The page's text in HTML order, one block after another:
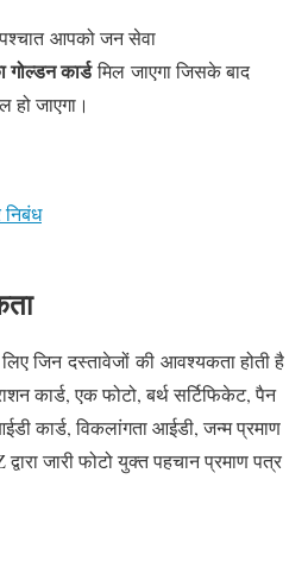
आपको जन सेवा
गोल्डन कार्डमिल जाएगा जिसके बाद
जाएगा।
निबंध
जिन दस्तावेजों की आवश्यकता होती है
कार्ड, एक फोटो, बर्थ सर्टिफिकेट, पैन
कार्ड, विकलांगता आईडी, जन्म प्रमाण
जारी फोटो युक्त पहचान प्रमाण पत्र